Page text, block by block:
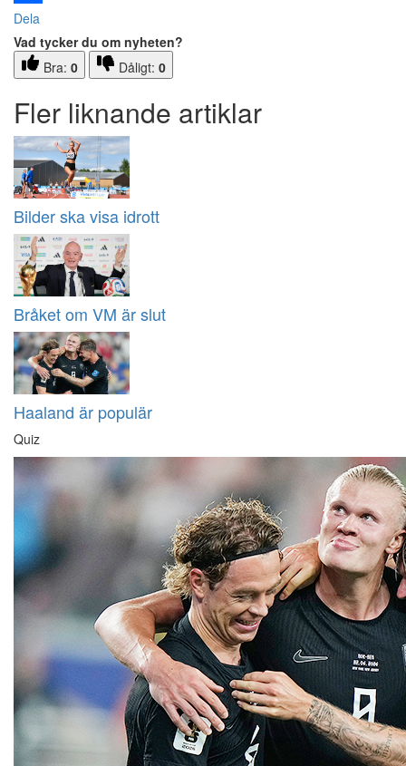
Dela
Vad tycker du om nyheten?
Bra: 0 Dåligt: 0
Fler liknande artiklar
Bilder ska visa idrott
Bråket om VM är slut
Haaland är populär
Quiz